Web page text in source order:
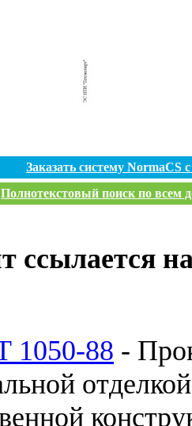
Заказать систему
Полнотекстовый поиск по всем
ссылается
1050-88 -